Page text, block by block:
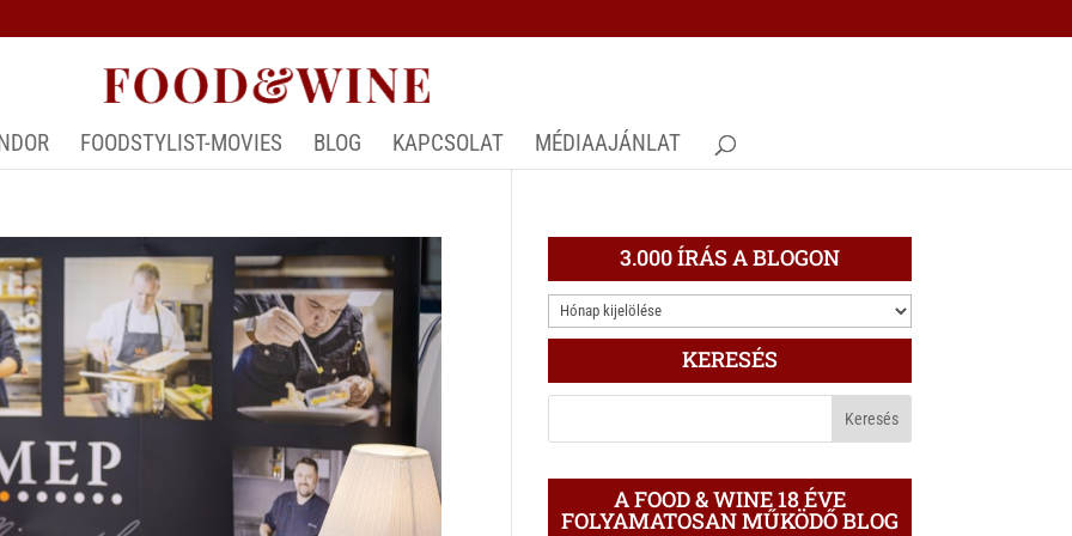
FOODSTYLIST-MOVIES BLOG KAPCSOLAT MÉDIAAJÁNLAT
3.000 ÍRÁS A BLOGON
3.000
ÍRÁS
BLOGON
KERESÉS
A FOOD & WINE 18 ÉVE
FOLYAMATOSAN MŰKÖDŐ BLOG